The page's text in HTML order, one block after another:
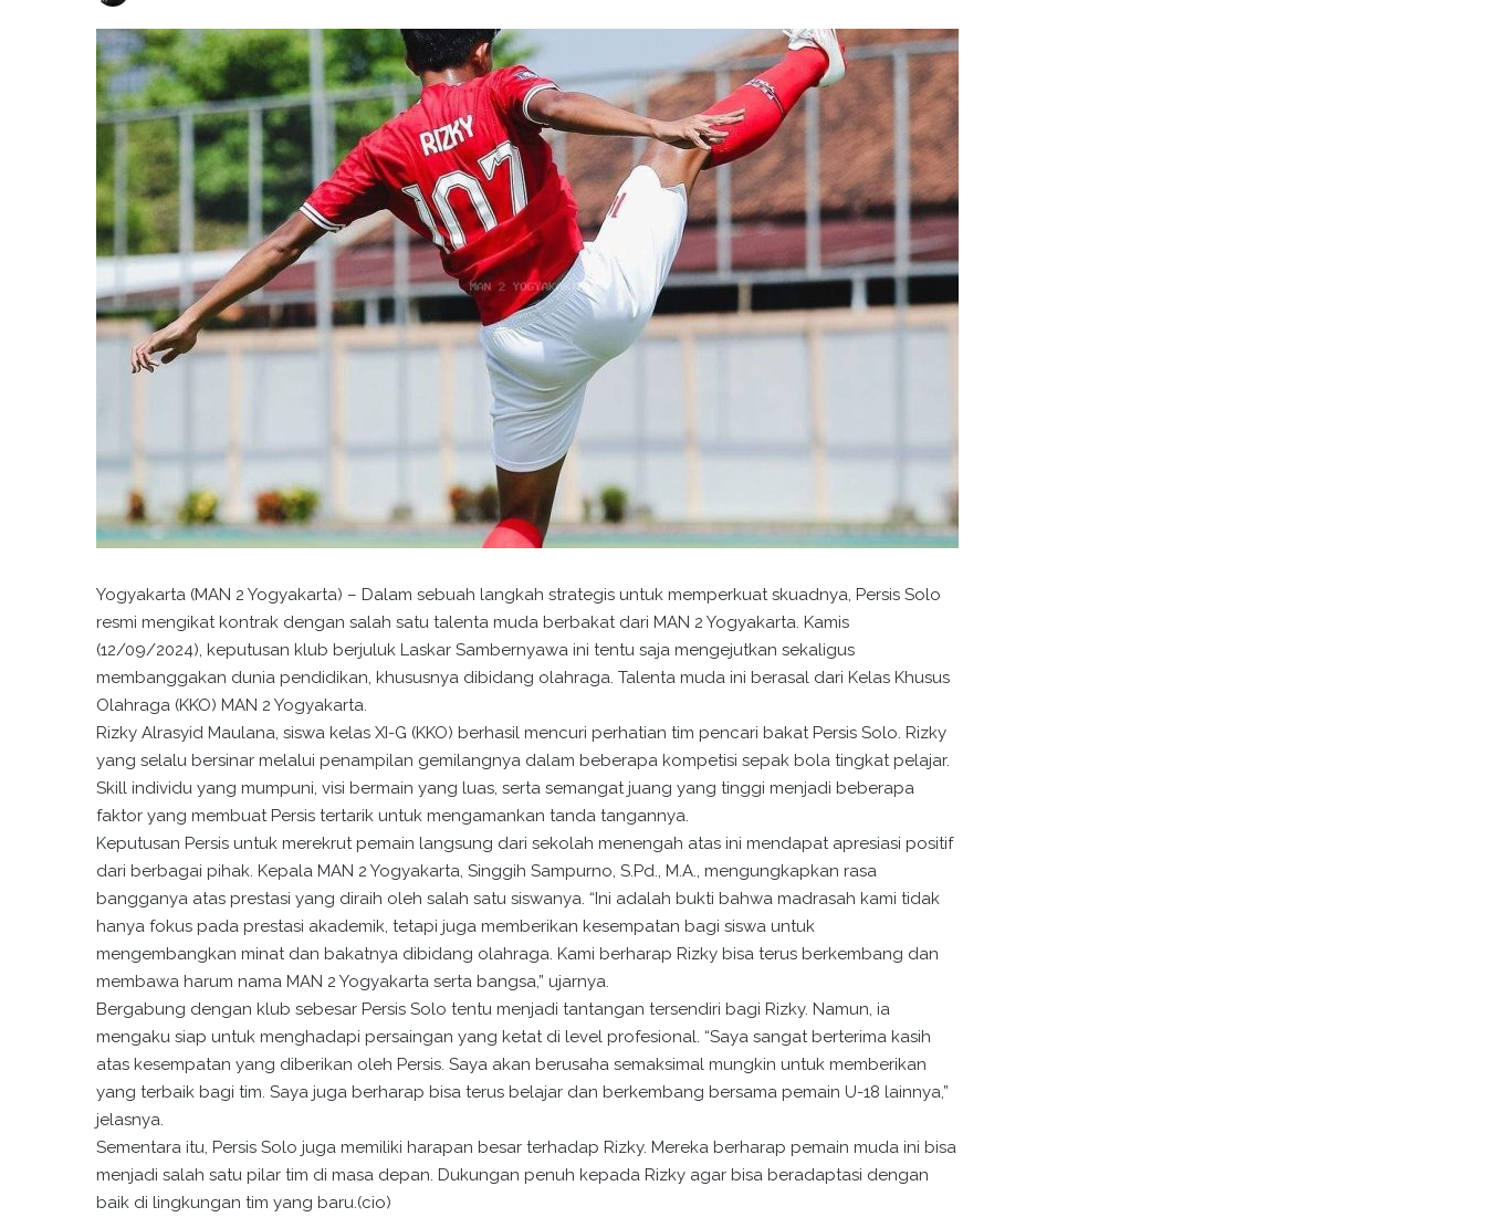
Yogyakarta (MAN 2 Yogyakarta) – Dalam sebuah langkah strategis untuk memperkuat skuadnya, Persis Solo
resmi mengikat kontrak dengan salah satu talenta muda berbakat dari MAN 2 Yogyakarta. Kamis
(12/09/2024), keputusan klub berjuluk Laskar Sambernyawa ini tentu saja mengejutkan sekaligus
membanggakan dunia pendidikan, khususnya dibidang olahraga. Talenta muda ini berasal dari Kelas Khusus
Olahraga (KKO) MAN 2 Yogyakarta.
Rizky Alrasyid Maulana, siswa kelas XI-G (KKO) berhasil mencuri perhatian tim pencari bakat Persis Solo. Rizky
yang selalu bersinar melalui penampilan gemilangnya dalam beberapa kompetisi sepak bola tingkat pelajar.
Skill individu yang mumpuni, visi bermain yang luas, serta semangat juang yang tinggi menjadi beberapa
faktor yang membuat Persis tertarik untuk mengamankan tanda tangannya.
Keputusan Persis untuk merekrut pemain langsung dari sekolah menengah atas ini mendapat apresiasi positif
dari berbagai pihak. Kepala MAN 2 Yogyakarta, Singgih Sampurno, S.Pd., M.A., mengungkapkan rasa
bangganya atas prestasi yang diraih oleh salah satu siswanya. “Ini adalah bukti bahwa madrasah kami tidak
hanya fokus pada prestasi akademik, tetapi juga memberikan kesempatan bagi siswa untuk
mengembangkan minat dan bakatnya dibidang olahraga. Kami berharap Rizky bisa terus berkembang dan
membawa harum nama MAN 2 Yogyakarta serta bangsa,” ujarnya.
Bergabung dengan klub sebesar Persis Solo tentu menjadi tantangan tersendiri bagi Rizky. Namun, ia
mengaku siap untuk menghadapi persaingan yang ketat di level profesional. “Saya sangat berterima kasih
atas kesempatan yang diberikan oleh Persis. Saya akan berusaha semaksimal mungkin untuk memberikan
yang terbaik bagi tim. Saya juga berharap bisa terus belajar dan berkembang bersama pemain U-18 lainnya,”
jelasnya.
Sementara itu, Persis Solo juga memiliki harapan besar terhadap Rizky. Mereka berharap pemain muda ini bisa
menjadi salah satu pilar tim di masa depan. Dukungan penuh kepada Rizky agar bisa beradaptasi dengan
baik di lingkungan tim yang baru.(cio)